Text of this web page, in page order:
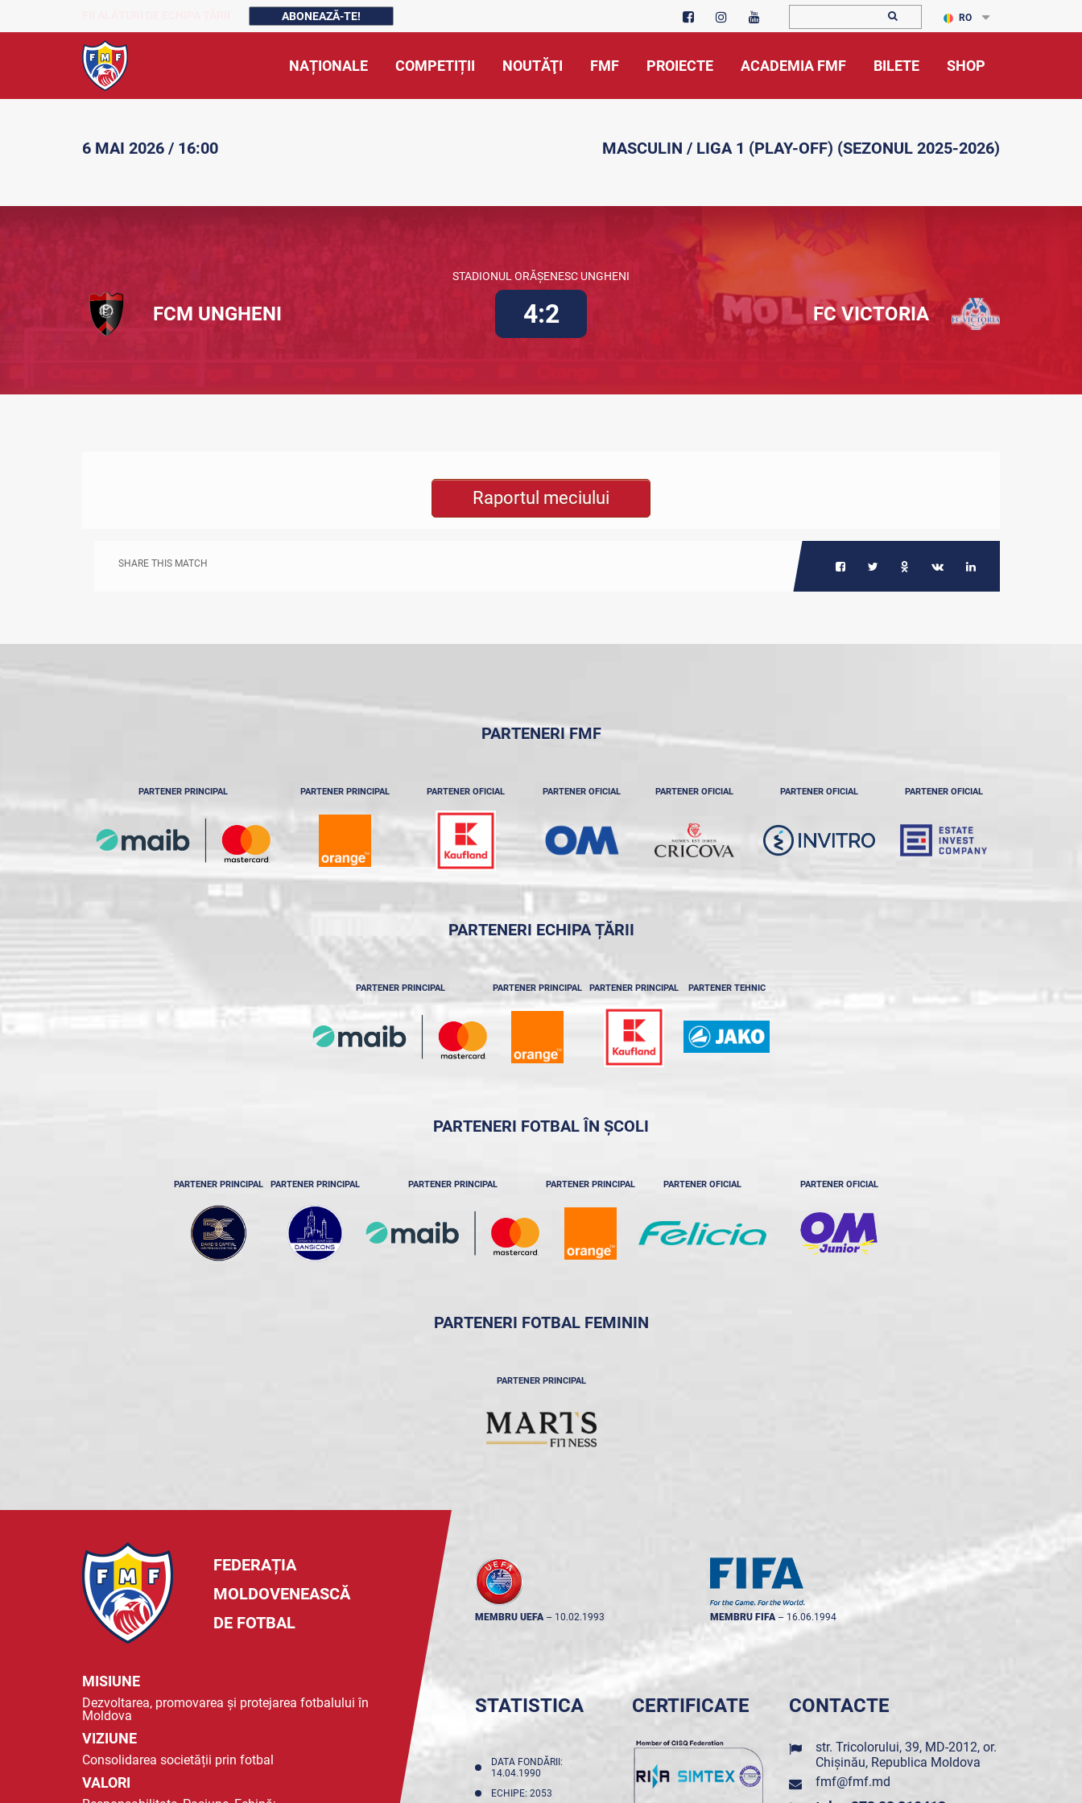
ABONEAZĂ-TE! RO
NAȚIONALE COMPETIȚII NOUTĂŢI FMF PROIECTE ACADEMIA FMF BILETE SHOP
6 MAI 2026 / 16:00 MASCULIN / LIGA 1 (PLAY-OFF) (SEZONUL 2025-2026)
STADIONUL ORĂȘENESC UNGHENI
FCM UNGHENI 4:2 FC VICTORIA
Raportul meciului
SHARE THIS MATCH
PARTENERI FMF
PARTENER PRINCIPAL PARTENER PRINCIPAL PARTENER OFICIAL PARTENER OFICIAL PARTENER OFICIAL PARTENER OFICIAL PARTENER OFICIAL
PARTENERI ECHIPA ȚĂRII
PARTENER PRINCIPAL PARTENER PRINCIPAL PARTENER PRINCIPAL PARTENER TEHNIC
PARTENERI FOTBAL ÎN ȘCOLI
PARTENER PRINCIPAL PARTENER PRINCIPAL PARTENER PRINCIPAL PARTENER PRINCIPAL PARTENER OFICIAL PARTENER OFICIAL
PARTENERI FOTBAL FEMININ
PARTENER PRINCIPAL
FEDERAȚIA
MOLDOVENEASCĂ
DE FOTBAL
MISIUNE
Dezvoltarea, promovarea și protejarea fotbalului în
Moldova
VIZIUNE
Consolidarea societății prin fotbal
VALORI
MEMBRU UEFA -- 10.02.1993 MEMBRU FIFA -- 16.06.1994
STATISTICA
DATA FONDĂRII:
14.04.1990
ECHIPE: 2053
CERTIFICATE CONTACTE
str. Tricolorului, 39, MD-2012, or.
Chișinău, Republica Moldova
fmf@fmf.md